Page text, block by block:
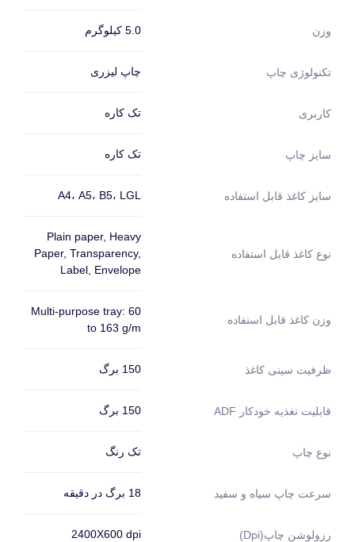
وزن 5.0 کیلوگرم
تکنولوژی چاپ چاپ لیزری
کاربری تک کاره
سایز چاپ تک کاره
سایز کاغذ قابل استفاده A4، A5، B5، LGL
نوع کاغذ قابل استفاده
Plain paper, Heavy
Paper, Transparency,
Label, Envelope
وزن کاغذ قابل استفاده
Multi-purpose tray: 60
to 163 g/m
ظرفیت سینی کاغذ 150 برگ
قابلیت تغذیه خودکار ADF 150 برگ
نوع چاپ تک رنگ
سرعت چاپ سیاه و سفید 18 برگ در دقیقه
رزولوشن چاپ(dpi) 2400X600 dpi